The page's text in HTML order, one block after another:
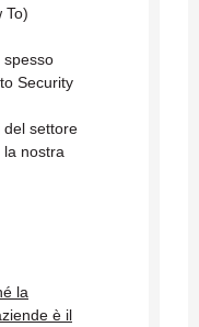
To)
spesso
Security
del settore
la nostra
la
è il